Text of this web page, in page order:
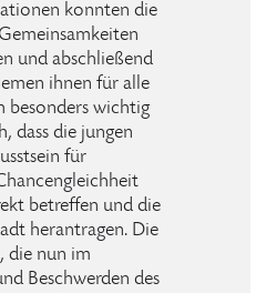
konnten die
und abschließend
ihnen für alle
besonders wichtig
dass die jungen
für
betreffen und die
herantragen. Die
die nun im
Beschwerden des